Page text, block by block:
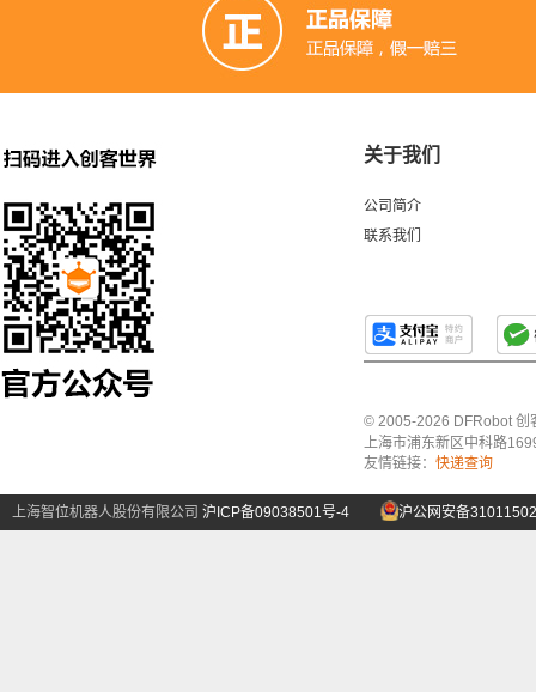
关于我们
公司简介
联系我们
© 2005-2026 DFRobot 创
上海市浦东新区中科路
友情链接： 快递查询
上海智位机器人股份有限公司 沪ICP备09038501号-4 沪公网安备